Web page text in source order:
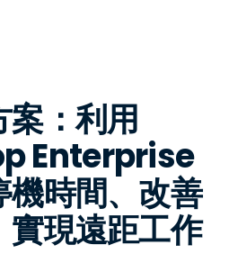
案：利用
Enterprise
時間、改善
現遠距工作